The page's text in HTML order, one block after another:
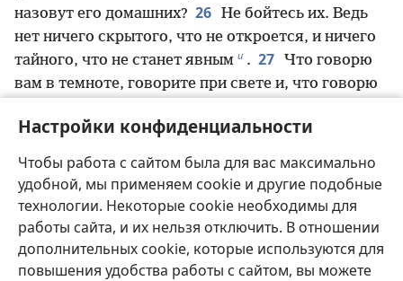
Настройки конфиденциальности
Чтобы работа с сайтом была для вас максимально
удобной, мы применяем cookie и другие подобные
технологии. Некоторые cookie необходимы для
работы сайта, и их нельзя отключить. В отношении
дополнительных cookie, которые используются для
повышения удобства работы с сайтом, вы можете
назовут его домашних? 26 Не бойтесь их. Ведь
нет ничего скрытого, что не откроется, и ничего
тайного, что не станет явным и . 27 Что говорю
вам в темноте, говорите при свете и, что говорю
й
бойтесь тех, кто убивает тело, но не может убить
душу
, а бойтесь того, кто может погубить в
гее́нне и душу, и тело л .
Всего за одну монетку
продают двух воробьёв. И всё же ни один из них
не упадёт на землю без ведома вашего Отца
.
30 А у вас даже все волосы на голове сосчитаны
н . 31 Итак, не бойтесь, вы ценнее множества